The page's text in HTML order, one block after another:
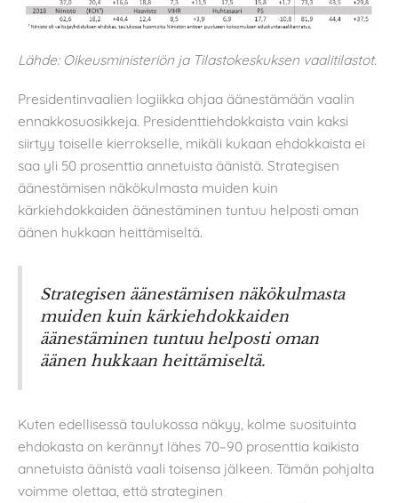
Lähde: Oikeusministeriön ja Tilastokeskuksen vaalitilastot.
Presidentinvaalien logiikka ohjaa äänestämään vaalin
ennakkosuosikkeja. Presidenttiehdokkaista vain kaksi
siirtyy toiselle kierrokselle, mikäli kukaan ehdokkaista ei
saa yli 50 prosenttia annetuista äänistä. Strategisen
äänestämisen näkökulmasta muiden kuin
kärkiehdokkaiden äänestäminen tuntuu helposti oman
äänen hukkaan heittämiseltä.
Strategisen äänestämisen näkökulmasta
muiden kuin kärkiehdokkaiden
äänestäminen tuntuu helposti oman
äänen hukkaan heittämiseltä.
Kuten edellisessä taulukossa näkyy, kolme suosituinta
ehdokasta on kerännyt lähes 70–90 prosenttia kaikista
annetuista äänistä vaali toisensa jälkeen. Tämän pohjalta
voimme olettaa, että strateginen